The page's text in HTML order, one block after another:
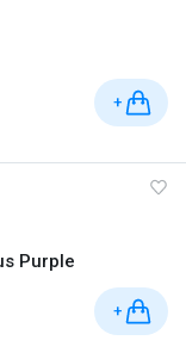
+
Purple
+